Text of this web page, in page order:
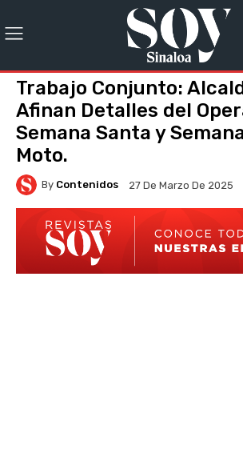
Trabajo Conjunto:
Afinan Detalles del
Semana Santa y
Moto.
By Contenidos 27 De Marzo De 2025